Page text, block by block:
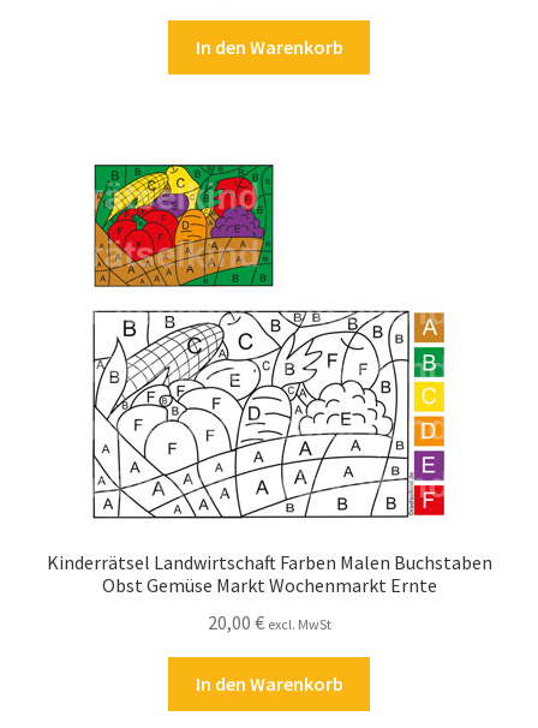
In den Warenkorb
Kinderrätsel Landwirtschaft Farben Malen Buchstaben
Obst Gemüse Markt Wochenmarkt Ernte
20,00 € excl. MwSt
In den Warenkorb